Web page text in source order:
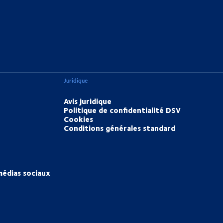
sociaux
Juridique
Avis juridique
Politique de confidentialité DSV
Cookies
Conditions générales standard